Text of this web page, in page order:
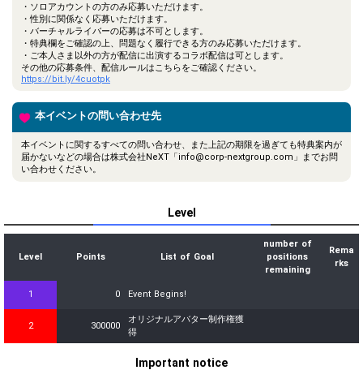
・ソロアカウントの方のみ応募いただけます。
・性別に関係なく応募いただけます。
・バーチャルライバーの応募は不可とします。
・特典欄をご確認の上、問題なく履行できる方のみ応募いただけます。
・ご本人さま以外の方が配信に出演するコラボ配信は可とします。
その他の応募条件、配信ルールはこちらをご確認ください。
https://bit.ly/4cuotpk
本イベントの問い合わせ先
本イベントに関するすべての問い合わせ、また上記の期限を過ぎても特典案内が
届かないなどの場合は株式会社NeXT「info@corp-nextgroup.com」までお問
い合わせください。
Level
Level Points List of Goal
number of
positions
remaining
Rema
rks
1 0 Event Begins!
2 300000
オリジナルアバター制作権獲
得
Important notice